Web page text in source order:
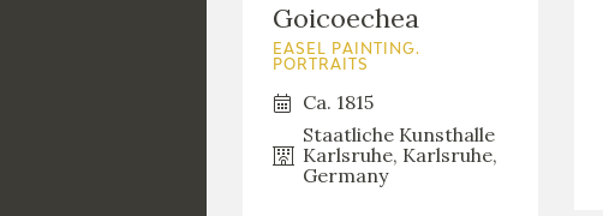
Goicoechea
EASEL PAINTING.
PORTRAITS
Ca. 1815
Staatliche Kunsthalle
Karlsruhe, Karlsruhe,
Germany